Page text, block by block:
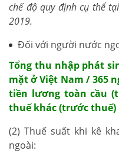
chế độ quy định cụ thể
2019.
Đối với người nước
Tổng thu nhập phát
mặt ở Việt Nam / 365
tiền lương toàn cầu
thuế khác (trước
(2) Thuế suất khi kê
ngoài: